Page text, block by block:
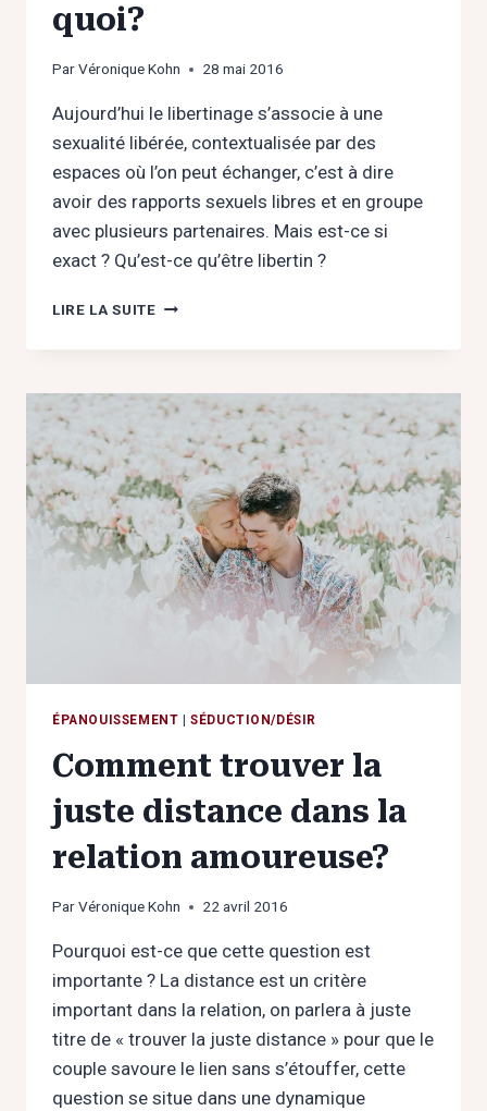
quoi?
ParVéronique Kohn 28 mai 2016
Aujourd’hui le libertinage s’associe à une
sexualité libérée, contextualisée par des
espaces où l’on peut échanger, c’est à dire
avoir des rapports sexuels libres et en groupe
avec plusieurs partenaires. Mais est-ce si
exact ? Qu’est-ce qu’être libertin ?
LIRE LA SUITELE
ÉPANOUISSEMENT |SÉDUCTION/DÉSIR
Comment trouver la
juste distance dans la
relation amoureuse?
ParVéronique Kohn 22 avril 2016
Pourquoi est-ce que cette question est
importante ? La distance est un critère
important dans la relation, on parlera à juste
titre de « trouver la juste distance » pour que le
couple savoure le lien sans s’étouffer, cette
question se situe dans une dynamique